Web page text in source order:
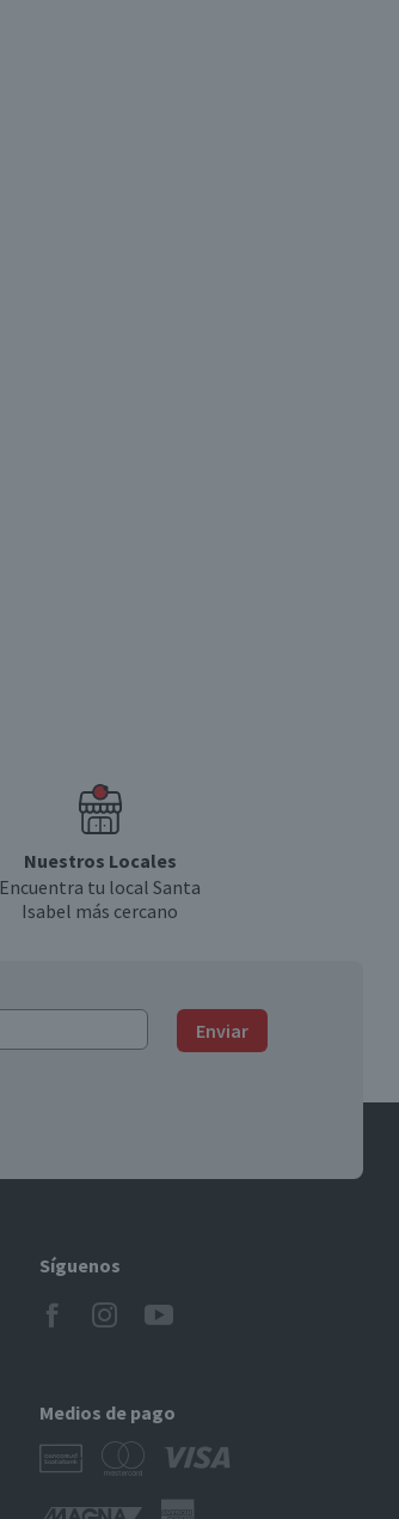
Nuestros Locales
Encuentra tu local Santa
Isabel más cercano
Enviar
Síguenos
Medios de pago